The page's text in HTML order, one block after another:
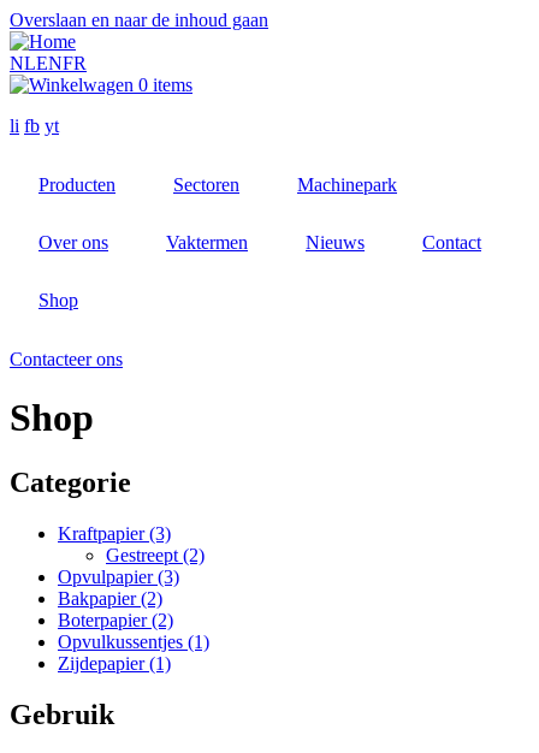
Overslaan en naar de inhoud gaan
NLENFR
0 items
li fb yt
Producten Sectoren Machinepark
Over ons Vaktermen Nieuws Contact
Shop
Contacteer ons
Shop
Categorie
Kraftpapier (3)
Gestreept (2)
Opvulpapier (3)
Bakpapier (2)
Boterpapier (2)
Opvulkussentjes (1)
Zijdepapier (1)
Gebruik